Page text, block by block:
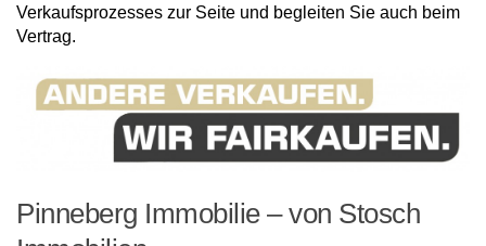
Verkaufsprozesses zur Seite und begleiten Sie auch beim
Vertrag.
Pinneberg Immobilie – von Stosch